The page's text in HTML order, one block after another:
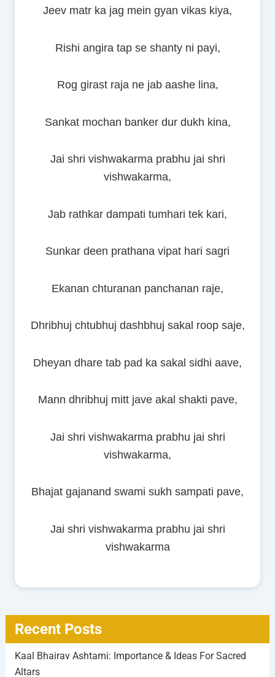
Jeev matr ka jag mein gyan vikas kiya,
Rishi angira tap se shanty ni payi,
Rog girast raja ne jab aashe lina,
Sankat mochan banker dur dukh kina,
Jai shri vishwakarma prabhu jai shri
vishwakarma,
Jab rathkar dampati tumhari tek kari,
Sunkar deen prathana vipat hari sagri
Ekanan chturanan panchanan raje,
Dhribhuj chtubhuj dashbhuj sakal roop saje,
Dheyan dhare tab pad ka sakal sidhi aave,
Mann dhribhuj mitt jave akal shakti pave,
Jai shri vishwakarma prabhu jai shri
vishwakarma,
Bhajat gajanand swami sukh sampati pave,
Jai shri vishwakarma prabhu jai shri
vishwakarma
Recent Posts
Kaal Bhairav Ashtami: Importance & Ideas For Sacred
Altars